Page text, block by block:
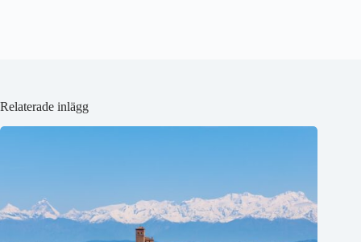
Relaterade inlägg